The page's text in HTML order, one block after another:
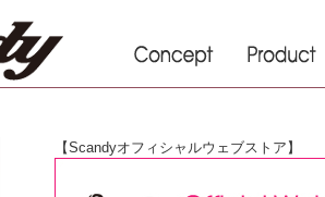
【Scandyオフィシャルウェブストア】